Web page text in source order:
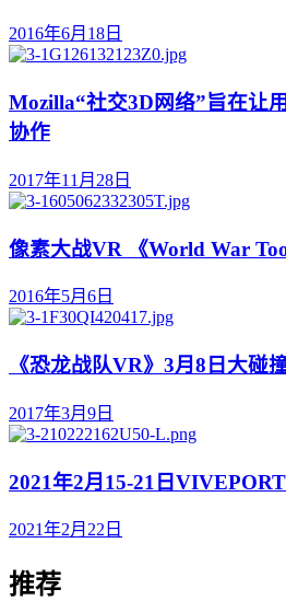
2016年6月18日
Mozilla“社交3D网络”旨在让
协作
2017年11月28日
像素大战VR 《World War
2016年5月6日
《恐龙战队VR》3月8日大碰
2017年3月9日
2021年2月15-21日
2021年2月22日
推荐